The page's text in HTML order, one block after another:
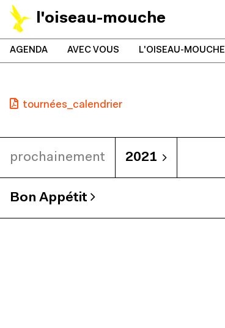
l'oiseau-mouche
AGENDA AVEC VOUS L'OISEAU-MOUCHE
tournées_calendrier
prochainement 2021
Bon Appétit